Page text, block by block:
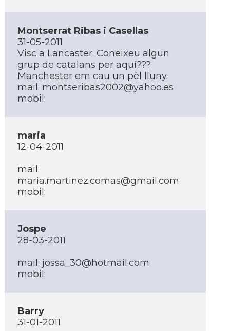
Montserrat Ribas i Casellas
31-05-2011
Visc a Lancaster. Coneixeu algun
grup de catalans per aquí­???
Manchester em cau un pèl lluny.
mail: montseribas2002@yahoo.es
mobil:
maria
12-04-2011
mail:
maria.martinez.comas@gmail.com
mobil:
Jospe
28-03-2011
mail: jossa_30@hotmail.com
mobil:
Barry
31-01-2011